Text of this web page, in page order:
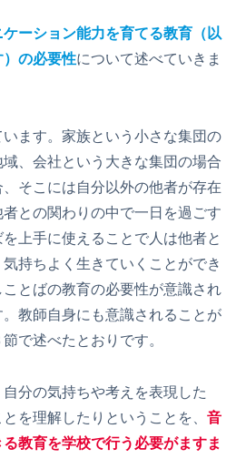
ケーション能力を育てる教育（以
の必要性について述べていきま
ます。家族という小さな集団の
、会社という大きな集団の場合
そこには自分以外の他者が存在
との関わりの中で一日を過ごす
上手に使えることで人は他者と
持ちよく生きていくことができ
とばの教育の必要性が意識され
教師自身にも意識されることが
で述べたとおりです。
分の気持ちや考えを表現した
を理解したりということを、 音
教育を学校で行う必要がますま